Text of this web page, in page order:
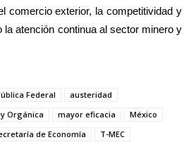
comercio exterior, la competitividad y
atención continua al sector minero y
Federal
austeridad
Orgánica mayor eficacia
México
de Economía T-MEC